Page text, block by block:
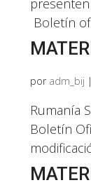
Boletín
por adm_bij |
Rumanía
Boletín